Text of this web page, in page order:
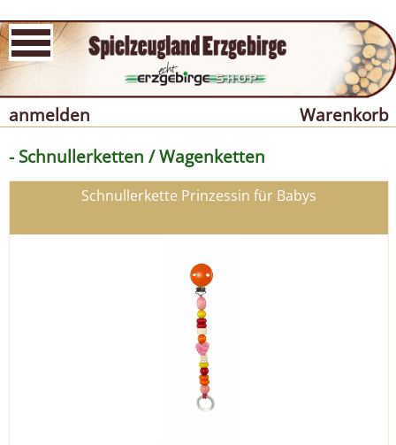
anmelden
Warenkorb
- Schnullerketten / Wagenketten
Schnullerkette Prinzessin für Babys